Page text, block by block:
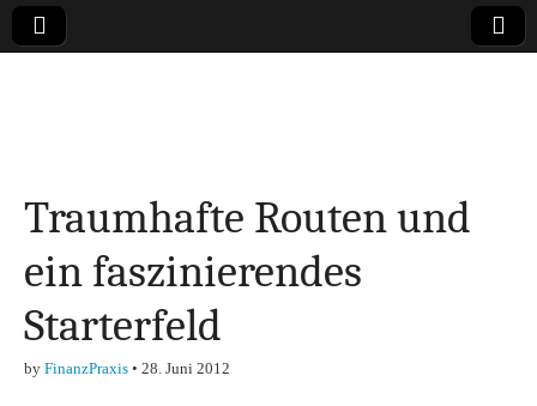
Finanzen,
Marketing-, Vertrieb-
& Investment-Tipps
Traumhafte Routen und
ein faszinierendes
Starterfeld
by FinanzPraxis • 28. Juni 2012